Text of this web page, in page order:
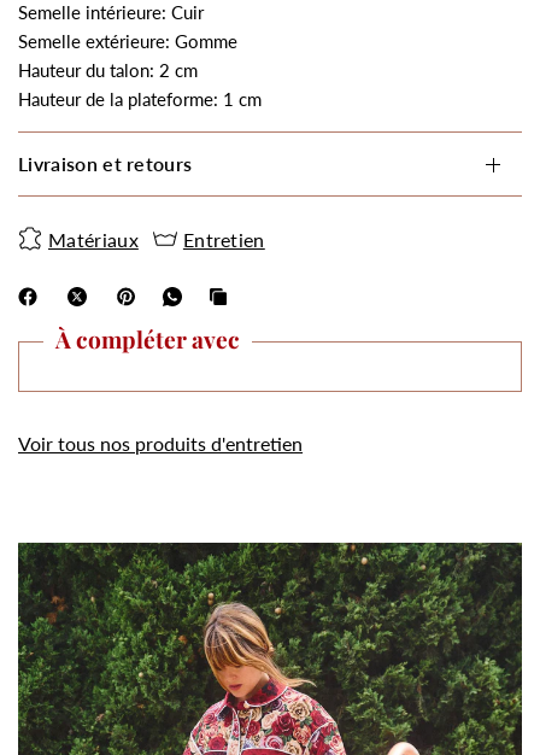
Semelle intérieure: Cuir
Semelle extérieure: Gomme
Hauteur du talon: 2 cm
Hauteur de la plateforme: 1 cm
Livraison et retours
Matériaux Entretien
À compléter avec
Voir tous nos produits d'entretien